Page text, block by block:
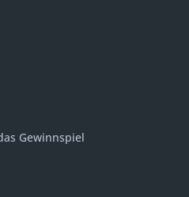
Gewinnspiel